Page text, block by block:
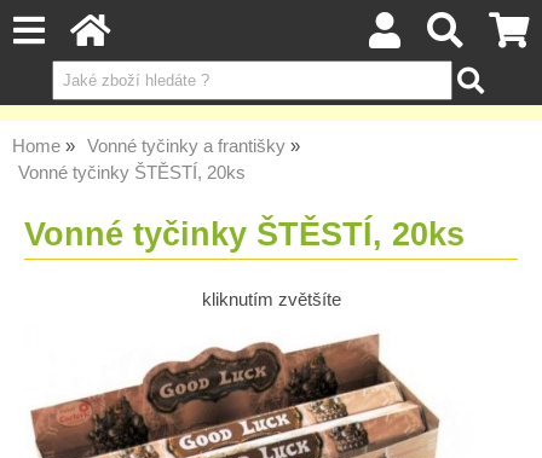
Home
Vonné tyčinky a františky
Vonné tyčinky ŠTĚSTÍ, 20ks
Vonné tyčinky ŠTĚSTÍ, 20ks
kliknutím zvětšíte